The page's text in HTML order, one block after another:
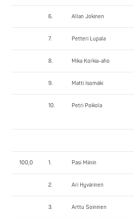
6. Allan Jokinen
7. Petteri Lupala
8. Mika Korkia-aho
9. Matti Isomäki
10. Petri Poikola
100,0 1. Pasi Miinin
2. Ari Hyvärinen
3. Arttu Soininen